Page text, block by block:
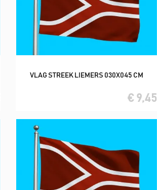
In winkelwagen
VLAG STREEK LIEMERS 030X045 CM
€ 9,45